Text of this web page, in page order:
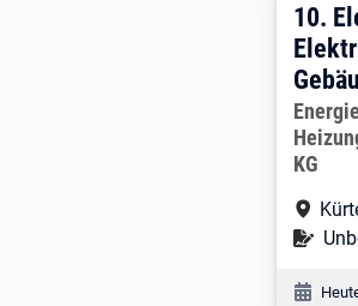
10.
10.
KG